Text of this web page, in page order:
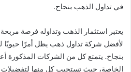
في تداول الذهب بنجاح.
يعتبر استثمار الذهب وتداوله فرصة
لأفضل شركة تداول ذهب يظل أمرًا
بنجاح. يتمتع كل من الشركات المذكورة
الخاصة، حيث تستجيب كل منها لتفضيلات